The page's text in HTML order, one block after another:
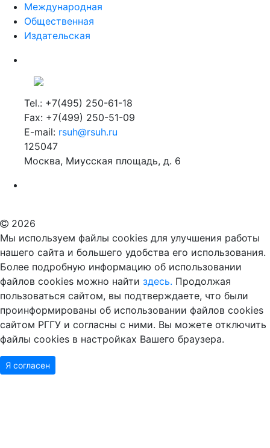
Международная
Общественная
Издательская
Tel.: +7(495) 250-61-18
Fax: +7(499) 250-51-09
E-mail: rsuh@rsuh.ru
125047
Москва, Миусская площадь, д. 6
2026
Мы используем файлы cookies для улучшения работы
нашего сайта и большего удобства его использования.
Более подробную информацию об использовании
файлов cookies можно найти здесь. Продолжая
пользоваться сайтом, вы подтверждаете, что были
проинформированы об использовании файлов cookies
сайтом РГГУ и согласны с ними. Вы можете отключить
файлы cookies в настройках Вашего браузера.
Я согласен